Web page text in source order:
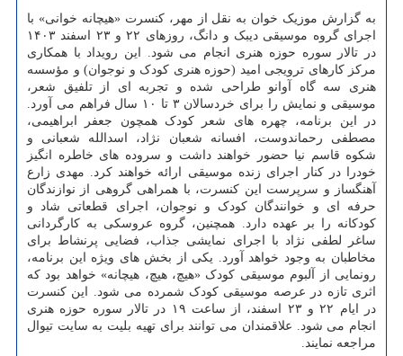
به گزارش موزیک خوان به نقل از مهر، کنسرت «هیچانه خوانی» با
اجرای گروه موسیقی دیبک و دانگ، روزهای ۲۲ و ۲۳ اسفند ۱۴۰۳
در تالار سوره حوزه هنری انجام می شود. این رویداد با همکاری
مرکز کارهای ترویجی امید (حوزه هنری کودک و نوجوان) و مؤسسه
هنری سه گاه آوانو طراحی شده و تجربه ای از تلفیق شعر،
موسیقی و نمایش را برای خردسالان ۳ تا ۱۰ سال فراهم می آورد.
در این برنامه، چهره های شعر کودک همچون جعفر ابراهیمی،
مصطفی رحماندوست، افسانه شعبان نژاد، اسدالله شعبانی و
شکوه قاسم نیا حضور خواهند داشت و سروده های خاطره انگیز
خودرا در کنار اجرای زنده موسیقی ارائه خواهند کرد. مهدی زارع
آهنگساز و سرپرست این کنسرت، با همراهی گروهی از نوازندگان
حرفه ای و خوانندگان کودک و نوجوان، اجرای قطعاتی شاد و
کودکانه را بر عهده دارد. همچنین، گروه عروسکی به کارگردانی
ساغر لطفی نژاد با اجرای نمایشی جذاب، فضایی پرنشاط برای
مخاطبان به وجود خواهد آورد. یکی از بخش های ویژه این برنامه،
رونمایی از آلبوم موسیقی کودک «هیچ، هیچ، هیچانه» خواهد بود که
اثری تازه در عرصه موسیقی کودک شمرده می شود. این کنسرت
در ایام ۲۲ و ۲۳ اسفند، از ساعت ۱۹ در تالار سوره حوزه هنری
انجام می شود. علاقمندان می توانند برای تهیه بلیت به سایت تیوال
مراجعه نمایند.